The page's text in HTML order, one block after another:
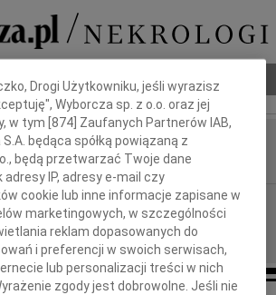
Poradnik pogrzebowy
Ireneusz Kozicki
Warszawa
04.05.2026
Drogi Użytkowniku, jeśli wyrazisz
Wyborcza sp. z o.o. oraz jej
w tym [874 ] Zaufanych Partnerów IAB,
będąca spółką powiązaną z
będą przetwarzać Twoje dane
IP, adresy e-mail czy
cookie lub inne informacje zapisane w
marketingowych, w szczególności
reklam dopasowanych do
i preferencji w swoich serwisach,
lub personalizacji treści w nich
zgody jest dobrowolne. Jeśli nie